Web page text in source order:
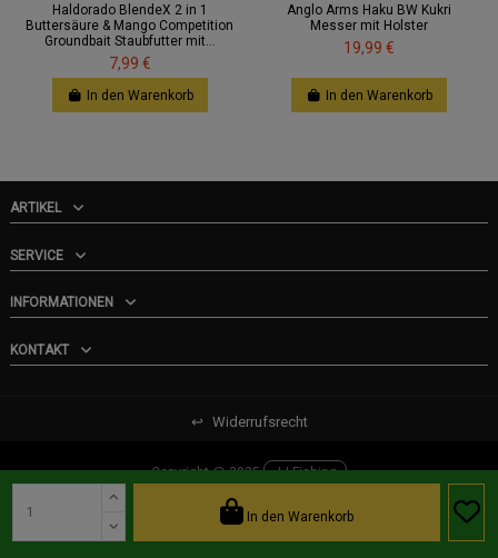
In den Warenkorb
Haldorado BlendeX 2 in 1
Buttersäure & Mango Competition
Groundbait Staubfutter mit...
7,99 €
In den Warenkorb
Anglo Arms Haku BW Kukri
Messer mit Holster
19,99 €
In den Warenkorb
ARTIKEL
SERVICE
INFORMATIONEN
KONTAKT
↩ Widerrufsrecht
Copyright @ 2025 JJ-Fishing